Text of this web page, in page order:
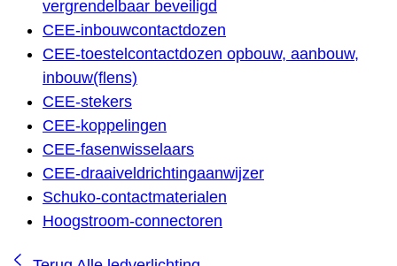
vergrendelbaar beveiligd
CEE-inbouwcontactdozen
CEE-toestelcontactdozen opbouw, aanbouw,
inbouw(flens)
CEE-stekers
CEE-koppelingen
CEE-fasenwisselaars
CEE-draaiveldrichtingaanwijzer
Schuko-contactmaterialen
Hoogstroom-connectoren